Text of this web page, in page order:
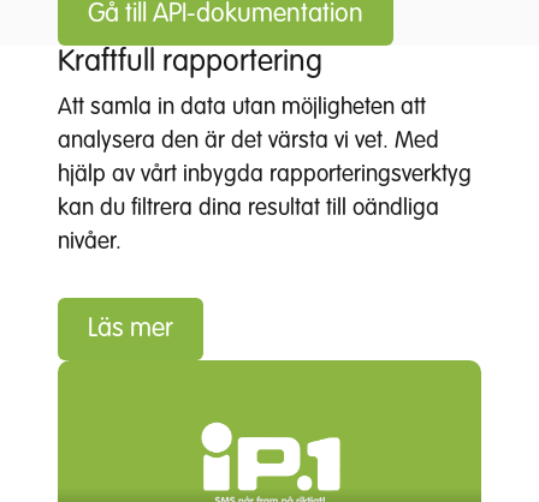
Gå till API-dokumentation
Kraftfull rapportering
Att samla in data utan möjligheten att
analysera den är det värsta vi vet. Med
hjälp av vårt inbygda rapporteringsverktyg
kan du filtrera dina resultat till oändliga
nivåer.
Läs mer